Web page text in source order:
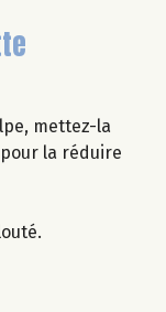
mettez-la
la réduire